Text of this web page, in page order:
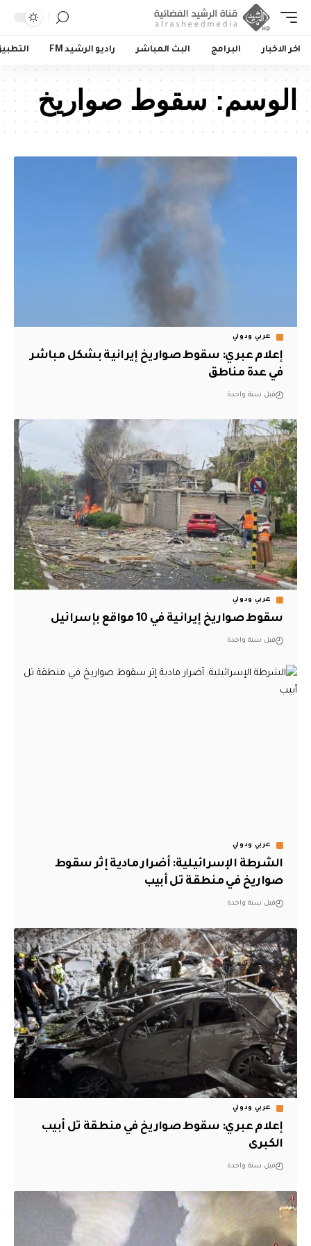
اخر الاخبار البرامج البث المباشر راديو الرشيد FM
الوسم: سقوط صواريخ
عربي ودولي
إعلام عبري: سقوط صواريخ إيرانية بشكل مباشر
في عدة مناطق
قبل سنة واحدة
عربي ودولي
سقوط صواريخ إيرانية في 10 مواقع بإسرائيل
قبل سنة واحدة
عربي ودولي
الشرطة الإسرائيلية: أضرار مادية إثر سقوط
صواريخ في منطقة تل أبيب
قبل سنة واحدة
عربي ودولي
إعلام عبري: سقوط صواريخ في منطقة تل أبيب
الكبرى
قبل سنة واحدة